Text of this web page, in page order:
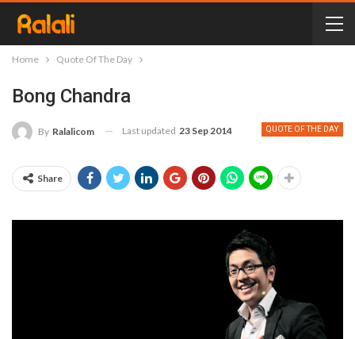
Home Quote Of The Day
Bong Chandra
QUOTE OF THE DAY
By Ralalicom Last updated 23 Sep 2014
Share